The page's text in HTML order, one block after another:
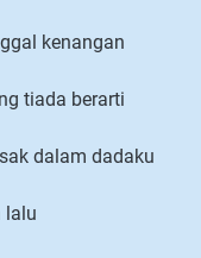
kenangan
tiada berarti
dalam dadaku
lalu